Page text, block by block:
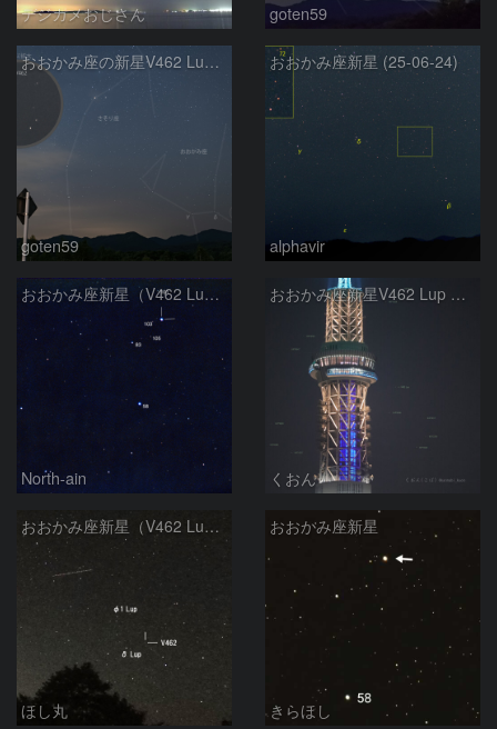
デジカメおじさん goten59
おおかみ座の新星V462 Lup(2025/06/24)
goten59
おおかみ座新星 (25-06-24)
alphavir
おおかみ座新星（V462 Lupi）（2025.6.23）
North-ain
おおかみ座新星V462 Lup with 天望回廊
くおん
おおかみ座新星（V462 Lup）
ほし丸
おおかみ座新星
きらほし